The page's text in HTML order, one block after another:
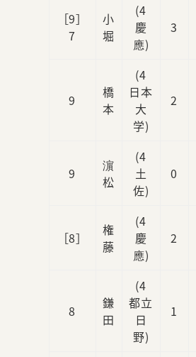
［9］
7
小
堀
(4
慶
應)
3
9
橋
本
(4
日本
大
学)
2
9
濵
松
(4
土
佐)
0
［8］
権
藤
(4
慶
應)
2
8
鎌
田
(4
都立
日
野)
1